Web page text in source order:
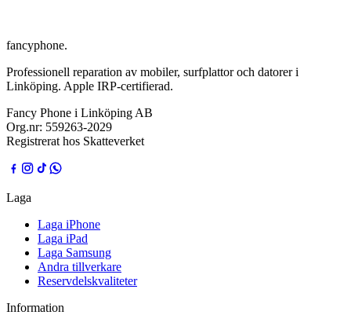
fancyphone.
Professionell reparation av mobiler, surfplattor och datorer i
Linköping. Apple IRP-certifierad.
Fancy Phone i Linköping AB
Org.nr: 559263-2029
Registrerat hos Skatteverket
Laga
Laga iPhone
Laga iPad
Laga Samsung
Andra tillverkare
Reservdelskvaliteter
Information